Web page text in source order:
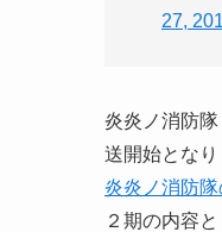
27,
炎炎ノ消防
送開始となり
炎炎ノ消防
２期の内容